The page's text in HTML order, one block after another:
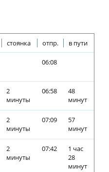
стоянка отпр. в пути
06:08
2
минуты
06:58
48
минут
2
минуты
07:09
57
минут
2
минуты
07:42
1 час
28
минут